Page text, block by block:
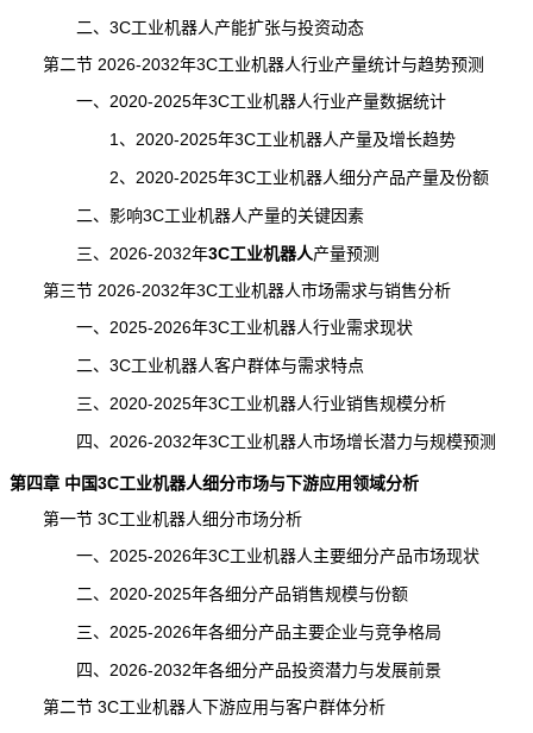
二、3C工业机器人产能扩张与投资动态
第二节 2026-2032年3C工业机器人行业产量统计与趋势预测
一、2020-2025年3C工业机器人行业产量数据统计
1、2020-2025年3C工业机器人产量及增长趋势
2、2020-2025年3C工业机器人细分产品产量及份额
二、影响3C工业机器人产量的关键因素
三、2026-2032年3C工业机器人产量预测
第三节 2026-2032年3C工业机器人市场需求与销售分析
一、2025-2026年3C工业机器人行业需求现状
二、3C工业机器人客户群体与需求特点
三、2020-2025年3C工业机器人行业销售规模分析
四、2026-2032年3C工业机器人市场增长潜力与规模预测
第四章 中国3C工业机器人细分市场与下游应用领域分析
第一节 3C工业机器人细分市场分析
一、2025-2026年3C工业机器人主要细分产品市场现状
二、2020-2025年各细分产品销售规模与份额
三、2025-2026年各细分产品主要企业与竞争格局
四、2026-2032年各细分产品投资潜力与发展前景
第二节 3C工业机器人下游应用与客户群体分析